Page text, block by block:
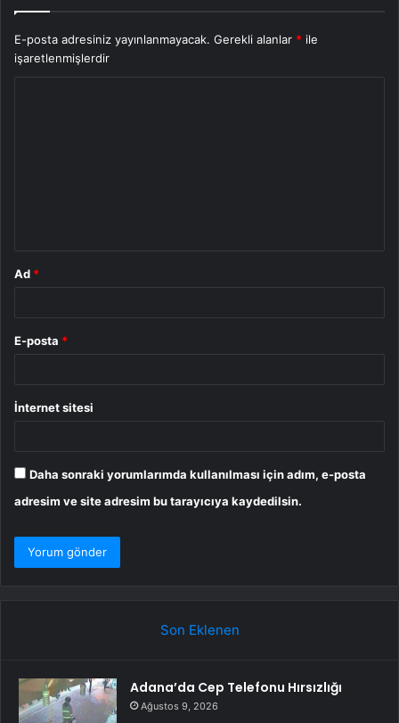
E-posta adresiniz yayınlanmayacak. Gerekli alanlar * ile
işaretlenmişlerdir
Ad *
E-posta *
İnternet sitesi
Daha sonraki yorumlarımda kullanılması için adım, e-posta
adresim ve site adresim bu tarayıcıya kaydedilsin.
Son Eklenen
Adana’da Cep Telefonu Hırsızlığı
Ağustos 9, 2026